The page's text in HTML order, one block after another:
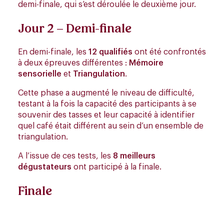
demi-finale, qui s’est déroulée le deuxième jour.
Jour 2 – Demi-finale
En demi-finale, les 12 qualifiés ont été confrontés
à deux épreuves différentes : Mémoire
sensorielle et Triangulation.
Cette phase a augmenté le niveau de difficulté,
testant à la fois la capacité des participants à se
souvenir des tasses et leur capacité à identifier
quel café était différent au sein d’un ensemble de
triangulation.
A l’issue de ces tests, les 8 meilleurs
dégustateurs ont participé à la finale.
Finale